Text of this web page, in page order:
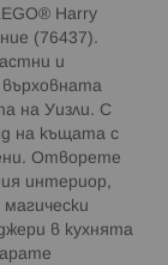
Harry
(76437).
и
на Уизли. С
на къщата с
Отворете
интериор,
в кухнята